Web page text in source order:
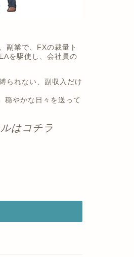
副業で、FXの裁量ト
を駆使し、会社員の
られない、副収入だけ
穏やかな日々を送って
はコチラ